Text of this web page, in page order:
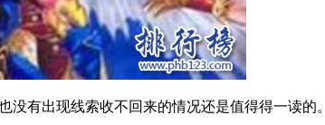
有出现线索收不回来的情况还是值得得一读的。